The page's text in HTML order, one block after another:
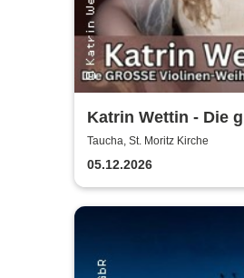
Katrin Wettin - Die
Violinen-
Taucha, St. Moritz Kirche
05.12.2026